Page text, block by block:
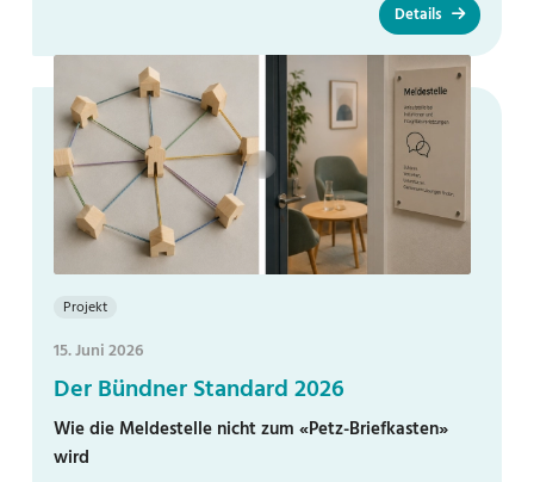
Details
Projekt
15. Juni 2026
Der Bündner Standard 2026
Wie die Meldestelle nicht zum «Petz-Briefkasten»
wird